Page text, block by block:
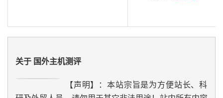
关于 国外主机测评
【声明】：本站宗旨是为方便站长、科